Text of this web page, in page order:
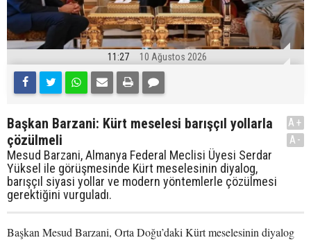
11:27 10 Ağustos 2026
Başkan Barzani: Kürt meselesi barışçıl yollarla
çözülmeli
Mesud Barzani, Almanya Federal Meclisi Üyesi Serdar
Yüksel ile görüşmesinde Kürt meselesinin diyalog,
barışçıl siyasi yollar ve modern yöntemlerle çözülmesi
gerektiğini vurguladı.
A+
A-
Başkan Mesud Barzani, Orta Doğu’daki Kürt meselesinin diyalog